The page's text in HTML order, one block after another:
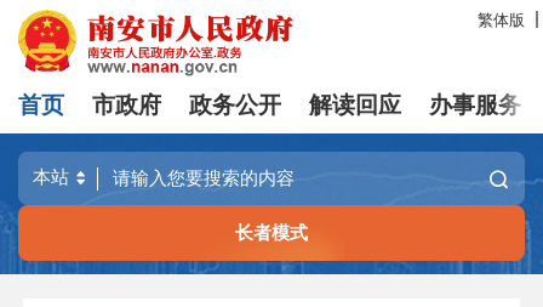
繁体版
首页 市政府 政务公开 解读回应 办事服务
长者模式